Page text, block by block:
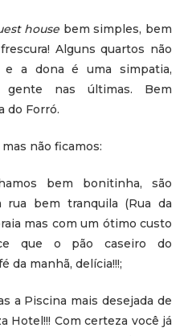
house bem simples, bem
Alguns quartos não
a dona é uma simpatia,
nas últimas. Bem
do Forró.
não ficamos:
bem bonitinha, são
bem tranquila (Rua da
mas com um ótimo custo
que o pão caseiro do
da manhã, delícia!!!;
a Piscina mais desejada de
Hotel!!! Com certeza você já